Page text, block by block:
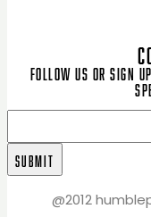
Follow us or sign
@2012